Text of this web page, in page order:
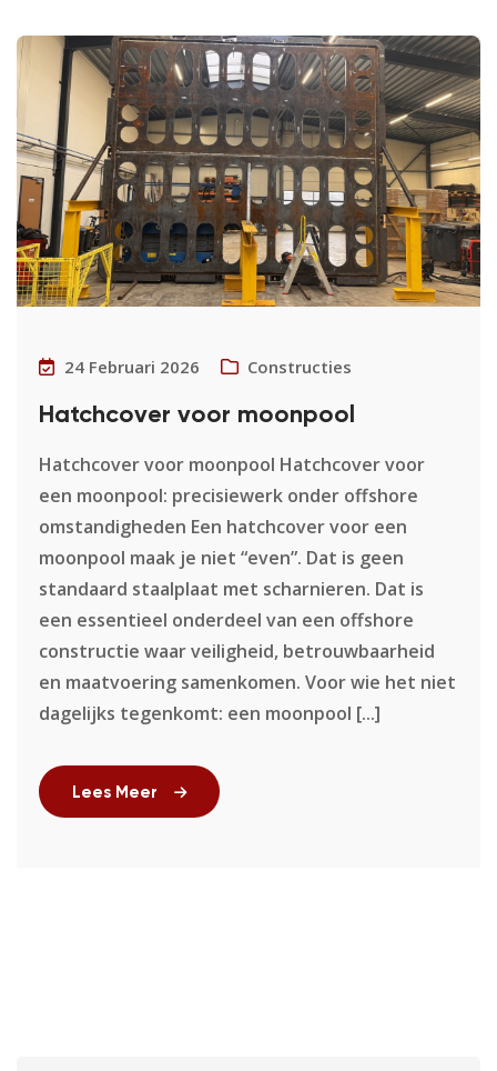
24 Februari 2026 Constructies
Hatchcover voor moonpool
Hatchcover voor moonpool Hatchcover voor
een moonpool: precisiewerk onder offshore
omstandigheden Een hatchcover voor een
moonpool maak je niet “even”. Dat is geen
standaard staalplaat met scharnieren. Dat is
een essentieel onderdeel van een offshore
constructie waar veiligheid, betrouwbaarheid
en maatvoering samenkomen. Voor wie het niet
dagelijks tegenkomt: een moonpool [...]
Lees Meer